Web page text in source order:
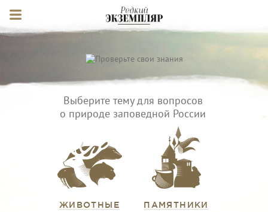
Выберите тему для вопросов
о природе заповедной России
ЖИВОТНЫЕ ПАМЯТНИКИ